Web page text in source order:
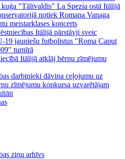
kuģa "Tālivaldis" La Spezia ostā Itālijā
notiek Romana Vanaga
meistarklases koncerts
Itālijā pārstāvji sveic
19 jauniešu futbolistus "Roma Caput
turnīrā
Itālijā atklāj bērnu zīmējumu
darbinieki dāvina ceļojumu uz
zīmējumu konkursa uzvarētājam
ziņu arhīvs